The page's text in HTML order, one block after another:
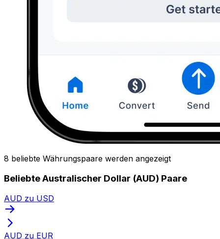
8 beliebte Währungspaare werden angezeigt
Beliebte Australischer Dollar (AUD) Paare
AUD zu USD
AUD zu EUR